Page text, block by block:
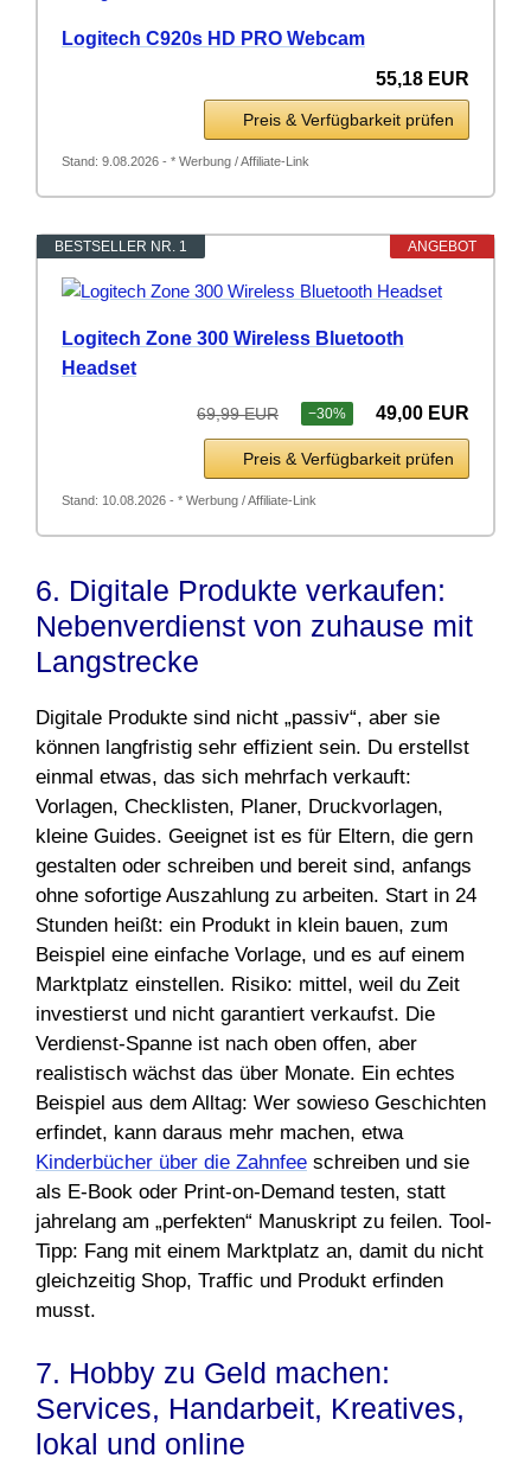
Logitech C920s HD PRO Webcam
55,18 EUR
Preis & Verfügbarkeit prüfen
Stand: 9.08.2026 - * Werbung / Affiliate-Link
ANGEBOT
BESTSELLER NR. 1
Logitech Zone 300 Wireless Bluetooth
Headset
69,99 EUR −30% 49,00 EUR
Preis & Verfügbarkeit prüfen
Stand: 10.08.2026 - * Werbung / Affiliate-Link
6. Digitale Produkte verkaufen:
Nebenverdienst von zuhause mit
Langstrecke
Digitale Produkte sind nicht „passiv“, aber sie
können langfristig sehr effizient sein. Du erstellst
einmal etwas, das sich mehrfach verkauft:
Vorlagen, Checklisten, Planer, Druckvorlagen,
kleine Guides. Geeignet ist es für Eltern, die gern
gestalten oder schreiben und bereit sind, anfangs
ohne sofortige Auszahlung zu arbeiten. Start in 24
Stunden heißt: ein Produkt in klein bauen, zum
Beispiel eine einfache Vorlage, und es auf einem
Marktplatz einstellen. Risiko: mittel, weil du Zeit
investierst und nicht garantiert verkaufst. Die
Verdienst-Spanne ist nach oben offen, aber
realistisch wächst das über Monate. Ein echtes
Beispiel aus dem Alltag: Wer sowieso Geschichten
erfindet, kann daraus mehr machen, etwa
Kinderbücher über die Zahnfee schreiben und sie
als E-Book oder Print-on-Demand testen, statt
jahrelang am „perfekten“ Manuskript zu feilen. Tool-
Tipp: Fang mit einem Marktplatz an, damit du nicht
gleichzeitig Shop, Traffic und Produkt erfinden
musst.
7. Hobby zu Geld machen:
Services, Handarbeit, Kreatives,
lokal und online